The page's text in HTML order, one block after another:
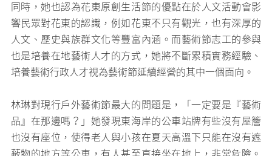
同時，她也認為花東原創生活節的優點在於人文活動會影
響民眾對花東的認識，例如花東不只有觀光，也有深厚的
人文、歷史與族群文化等豐富內涵。而藝術節志工的參與
也是培養在地藝術人才的方式，她將不斷累積實務經驗、
培養藝術行政人才視為藝術節延續經營的其中一個面向。
林琳對現行戶外藝術節最大的問題是，「一定要是『藝術
品』在那邊嗎？」她發現東海岸的公車站牌有些沒有屋簷
也沒有座位，使得老人與小孩在夏天高溫下只能在沒有遮
蔽物的地方等公車，有人甚至直接坐在地上，非常危險。